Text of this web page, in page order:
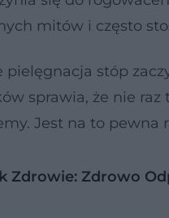
mitów i często
pielęgnacja stóp
sprawia, że nie
Jest na to pewna
Zdrowie: Zdrowo